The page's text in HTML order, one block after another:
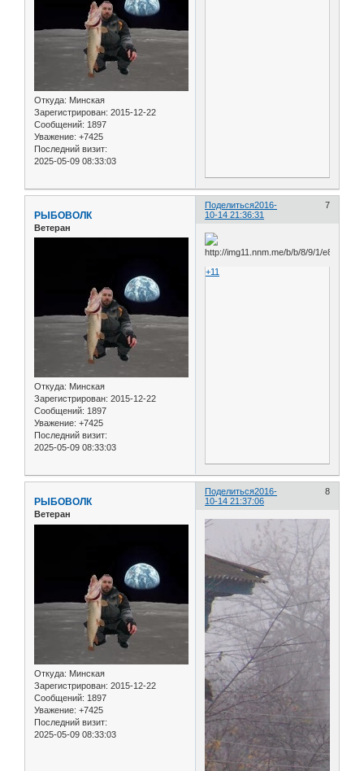
Откуда: Минская
Зарегистрирован: 2015-12-22
Сообщений: 1897
Уважение: +7425
Последний визит:
2025-05-09 08:33:03
Поделиться 7
2016-
10-14 21:36:31
РЫБОВОЛК
Ветеран
Откуда: Минская
Зарегистрирован: 2015-12-22
Сообщений: 1897
Уважение: +7425
Последний визит:
2025-05-09 08:33:03
+11
Поделиться 8
2016-
10-14 21:37:06
РЫБОВОЛК
Ветеран
Откуда: Минская
Зарегистрирован: 2015-12-22
Сообщений: 1897
Уважение: +7425
Последний визит:
2025-05-09 08:33:03